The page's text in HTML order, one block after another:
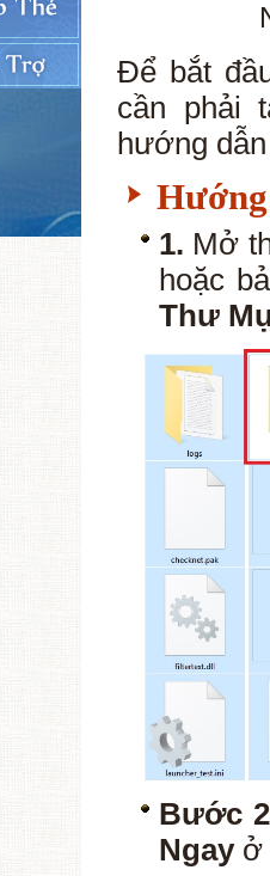
Để bắt
cần phải
hướng
1. Mở
hoặc
Thư
Bước
Ngayở